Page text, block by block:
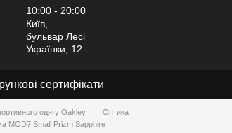
10:00 - 20:00
Київ,
бульвар Лесі
Українки, 12
сертифікати
одягу Oakley
Оптика
MOD7 Small Prizm Sapphire